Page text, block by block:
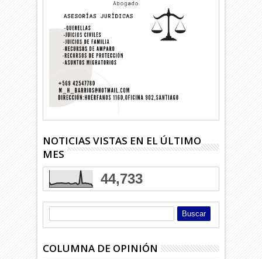
NOTICIAS VISTAS EN EL ÚLTIMO
MES
44,733
COLUMNA DE OPINIÓN